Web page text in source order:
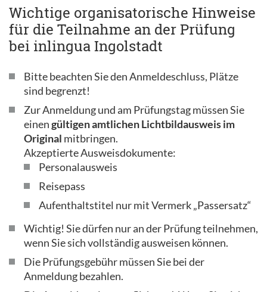
Wichtige organisatorische Hinweise
für die Teilnahme an der Prüfung
bei inlingua Ingolstadt
Bitte beachten Sie den Anmeldeschluss, Plätze
sind begrenzt!
Zur Anmeldung und am Prüfungstag müssen Sie
einengültigen amtlichen Lichtbildausweis im
Original mitbringen.
Akzeptierte Ausweisdokumente:
Personalausweis
Reisepass
Aufenthaltstitel nur mit Vermerk „Passersatz“
Wichtig! Sie dürfen nur an der Prüfung teilnehmen,
wenn Sie sich vollständig ausweisen können.
Die Prüfungsgebühr müssen Sie bei der
Anmeldung bezahlen.